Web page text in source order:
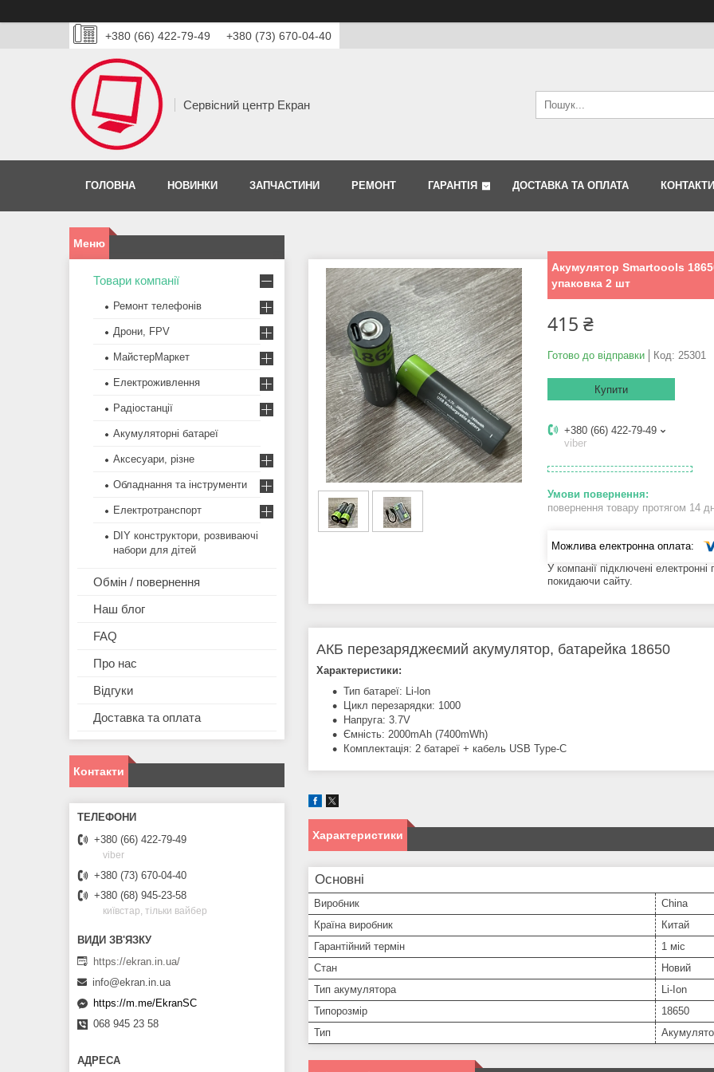
+380 (66) 422-79-49 +380 (73) 670-04-40
Сервісний центр Екран
ГОЛОВНА НОВИНКИ ЗАПЧАСТИНИ РЕМОНТ ГАРАНТІЯ ДОСТАВКА ТА ОПЛАТА КОНТАКТИ
Акумулятор Smartoools
упаковка 2 шт
415 ₴
Готово до відправки Код: 25301
Купити
+380 (66) 422-79-49
viber
повернення товару протягом 14
У компанії підключені
покидаючи сайту.
АКБ перезаряджеємий акумулятор, батарейка 18650
Характеристики:
Тип батареї: Li-lon
Цикл перезарядки: 1000
Напруга: 3.7V
Ємність: 2000mAh (7400mWh)
Комплектація: 2 батареї + кабель USB Type-C
Характеристики
Основні
Виробник
China
Країна виробник
Китай
Гарантійний термін
1 міс
Стан
Новий
Тип акумулятора
Li-Ion
Типорозмір
18650
Тип
Товари компанії
Ремонт телефонів
Дрони, FPV
МайстерМаркет
Електроживлення
Радіостанції
Акумуляторні батареї
Аксесуари, різне
Обладнання та інструменти
Електротранспорт
DIY конструктори, розвиваючі
набори для дітей
Обмін / повернення
Наш блог
FAQ
Про нас
Відгуки
Доставка та оплата
Контакти
+380 (66) 422-79-49
viber
+380 (73) 670-04-40
+380 (68) 945-23-58
київстар, тільки вайбер
https://ekran.in.ua/
info@ekran.in.ua
https://m.me/EkranSC
068 945 23 58